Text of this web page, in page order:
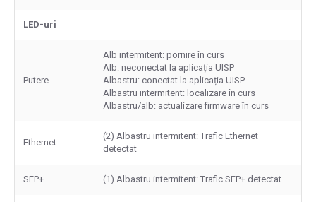
LED-uri
Putere
Alb intermitent: pornire în curs
Alb: neconectat la aplicația UISP
Albastru: conectat la aplicația UISP
Albastru intermitent: localizare în curs
Albastru/alb: actualizare firmware în curs
Ethernet
(2) Albastru intermitent: Trafic Ethernet
detectat
SFP+ (1) Albastru intermitent: Trafic SFP+ detectat